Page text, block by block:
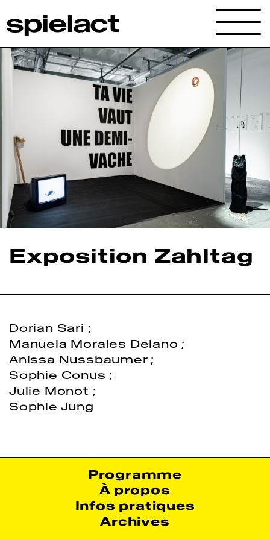
spielact
Archives
Exposition Zahltag
Dorian Sari ;
Manuela Morales Délano ;
Anissa Nussbaumer;
Sophie Conus ;
Julie Monot ;
Sophie Jung
Programme
À propos
Infos pratiques
Archives